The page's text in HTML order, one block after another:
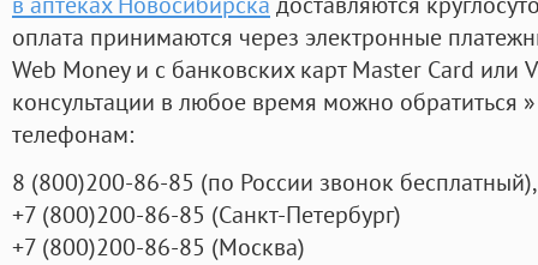
оплата принимаются через электронные
Web Money и с банковских карт Master Card или
консультации в любое время можно обратиться
телефонам:
8 (800)200-86-85 (по России звонок бесплатный),
+7 (800)200-86-85 (Санкт-Петербург)
+7 (800)200-86-85 (Москва)